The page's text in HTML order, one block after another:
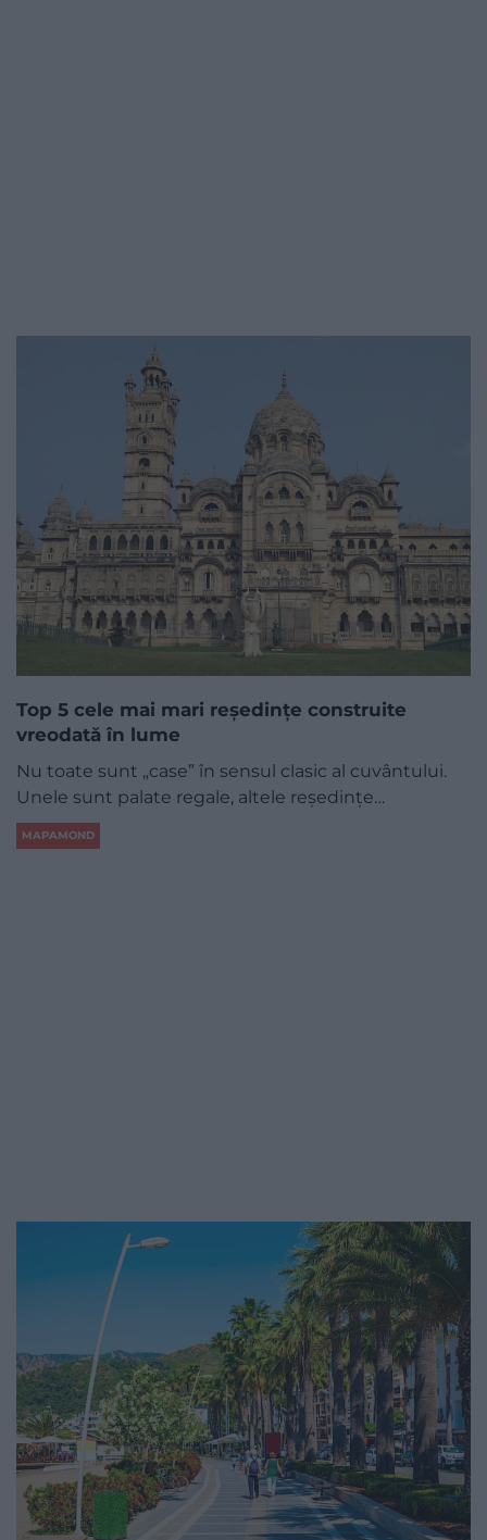
Top 5 cele mai mari reședințe construite
vreodată în lume
Nu toate sunt „case” în sensul clasic al cuvântului.
Unele sunt palate regale, altele reședințe…
MAPAMOND